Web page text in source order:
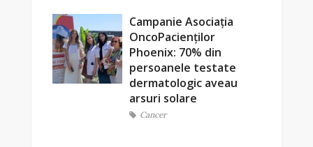
Campanie Asociația
OncoPacienților
Phoenix: 70% din
persoanele testate
dermatologic aveau
arsuri solare
Cancer